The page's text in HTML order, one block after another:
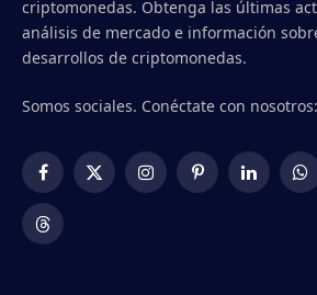
criptomonedas. Obtenga las últimas
análisis de mercado e información
desarrollos de criptomonedas.
Somos sociales. Conéctate con nosotros:
Facebook
X
InstagramPinterestLinkedIn
Threads